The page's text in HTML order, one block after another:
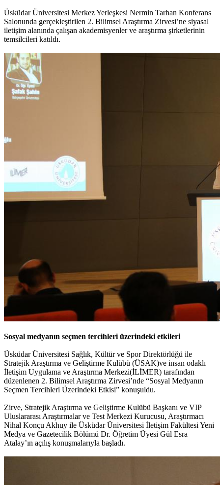
Üsküdar Üniversitesi Merkez Yerleşkesi Nermin Tarhan Konferans
Salonunda gerçekleştirilen 2. Bilimsel Araştırma Zirvesi’ne siyasal
iletişim alanında çalışan akademisyenler ve araştırma şirketlerinin
temsilcileri katıldı.
Sosyal medyanın seçmen tercihleri üzerindeki etkileri
Üsküdar Üniversitesi Sağlık, Kültür ve Spor Direktörlüğü ile
Stratejik Araştırma ve Geliştirme Kulübü (ÜSAK)ve insan odaklı
İletişim Uygulama ve Araştırma Merkezi(İLİMER) tarafından
düzenlenen 2. Bilimsel Araştırma Zirvesi’nde “Sosyal Medyanın
Seçmen Tercihleri Üzerindeki Etkisi” konuşuldu.
Zirve, Stratejik Araştırma ve Geliştirme Kulübü Başkanı ve VIP
Uluslararası Araştırmalar ve Test Merkezi Kurucusu, Araştırmacı
Nihal Konçu Akhuy ile Üsküdar Üniversitesi İletişim Fakültesi Yeni
Medya ve Gazetecilik Bölümü Dr. Öğretim Üyesi Gül Esra
Atalay’ın açılış konuşmalarıyla başladı.